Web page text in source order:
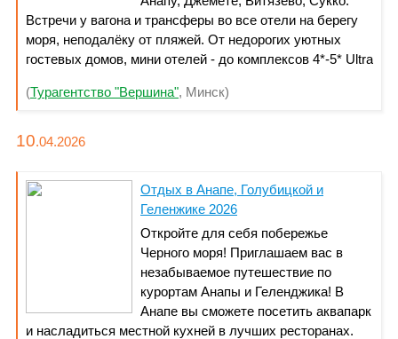
Встречи у вагона и трансферы во все отели на берегу
моря, неподалёку от пляжей. От недорогих уютных
гостевых домов, мини отелей - до комплексов 4*-5* Ultra
16, 18, 20 и более ночей. Стоимость 14-дневного тура с
BYN
(Турагентство "Вершина", Минск)
10.04.2026
Отдых в Анапе, Голубицкой и
Геленжике 2026
Откройте для себя побережье
Черного моря! Приглашаем вас в
незабываемое путешествие по
курортам Анапы и Геленджика! В
Анапе вы сможете посетить аквапарк
и насладиться местной кухней в лучших ресторанах.